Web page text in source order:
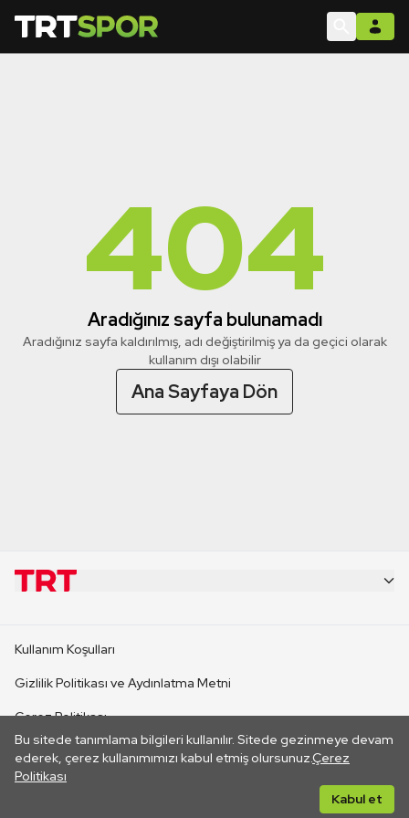
404
Aradığınız sayfa bulunamadı
Aradığınız sayfa kaldırılmış, adı değiştirilmiş ya da geçici olarak
kullanım dışı olabilir
Ana Sayfaya Dön
Bu sitede tanımlama bilgileri kullanılır. Sitede gezinmeye devam
ederek, çerez kullanımımızı kabul etmiş olursunuz.Çerez
Politikası
Kabul et
CANLI YAYINLAR
Kullanım Koşulları
Gizlilik Politikası ve Aydınlatma Metni
Çerez Politikası
İletişim
Her hakkı saklıdır. ©2026 TRT. Bağlantı yoluyla gidilen dış